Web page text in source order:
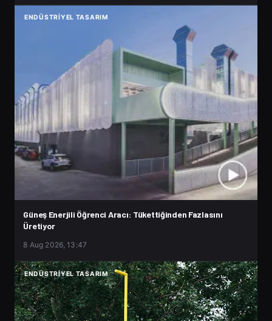
ENDÜSTRIYEL TASARIM
Güneş Enerjili Öğrenci Aracı: Tükettiğinden Fazlasını
Üretiyor
8 Aug 2026, 13:47
ENDÜSTRIYEL TASARIM